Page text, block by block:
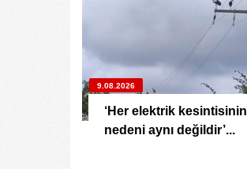
9.08.2026
‘Her elektrik kesintisinin
nedeni aynı değildir’...